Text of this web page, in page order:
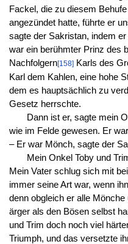
Fackel, die zu diesem
angezündet hatte, führte er
sagte der Sakristan, indem
war ein berühmter Prinz des
Nachfolgern[158]Karls des
Karl dem Kahlen, eine hohe
dem es hauptsächlich zu
Gesetz herrschte.
Dann ist er, sagte mein
wie im Felde gewesen. Er
– Er war Mönch, sagte der
Mein Onkel Toby und
Mein Vater schlug sich mit
immer seine Art war, wenn
denn obgleich er alle
ärger als den Bösen selbst
und Trim doch noch viel
Triumph, und das versetzte